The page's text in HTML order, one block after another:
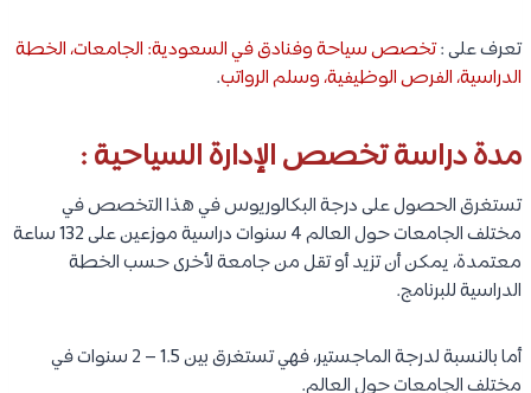
تعرف على :تخصص سياحة وفنادق في السعودية: الجامعات، الخطة
الدراسية، الفرص الوظيفية، وسلم الرواتب.
مدة دراسة تخصص الإدارة السياحية :
تستغرق الحصول على درجة البكالوريوس في هذا التخصص في
مختلف الجامعات حول العالم 4 سنوات دراسية موزعين على 132 ساعة
معتمدة، يمكن أن تزيد أو تقل من جامعة لأخرى حسب الخطة
الدراسية للبرنامج.
أما بالنسبة لدرجة الماجستير، فهي تستغرق بين 1.5 – 2 سنوات في
مختلف الجامعات حول العالم.